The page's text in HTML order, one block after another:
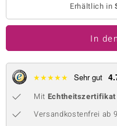
BY DE MELO
Erhältlich in
In
★★★★★ Sehr gut
Mit Echtheitszertifikat
Versandkostenfrei ab